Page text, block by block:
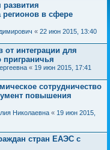
регионов в сфере
« 22 июн 2015, 13:40
интеграции для
приграничья
« 19 июн 2015, 17:41
сотрудничество
повышения
Николаевна « 19 июн 2015,
стран ЕАЭС с